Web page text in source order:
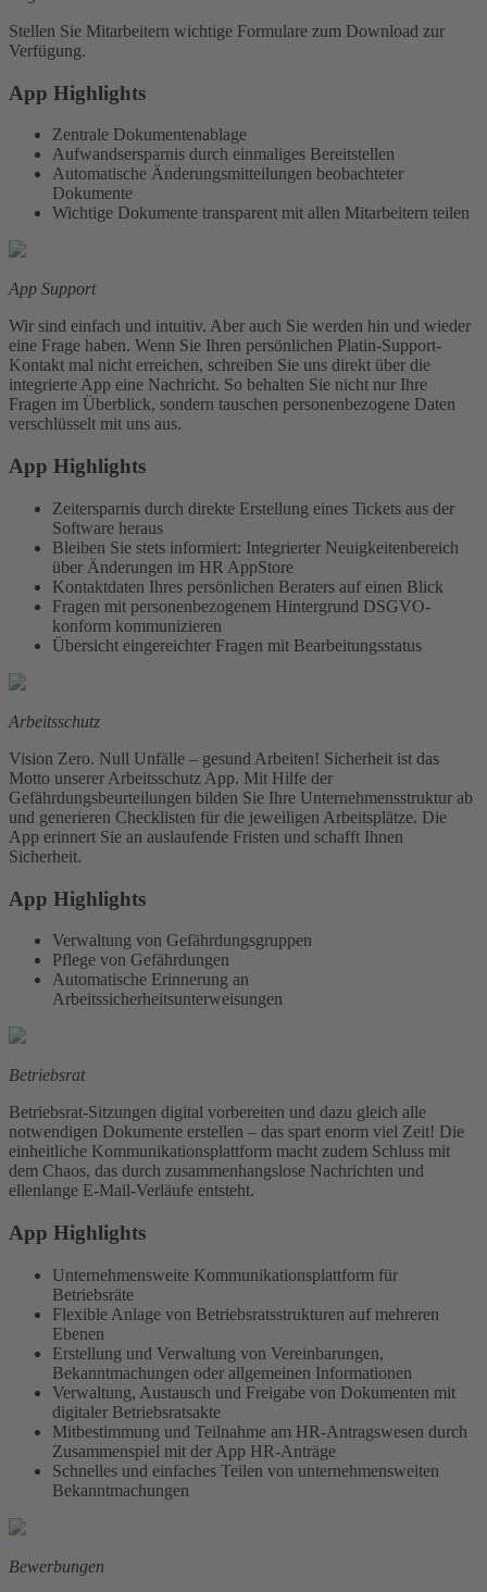
Stellen Sie Mitarbeitern wichtige Formulare zum Download zur
Verfügung.
App Highlights
Zentrale Dokumentenablage
Aufwandsersparnis durch einmaliges Bereitstellen
Automatische Änderungsmitteilungen beobachteter
Dokumente
Wichtige Dokumente transparent mit allen Mitarbeitern teilen
App Support
Wir sind einfach und intuitiv. Aber auch Sie werden hin und wieder
eine Frage haben. Wenn Sie Ihren persönlichen Platin-Support-
Kontakt mal nicht erreichen, schreiben Sie uns direkt über die
integrierte App eine Nachricht. So behalten Sie nicht nur Ihre
Fragen im Überblick, sondern tauschen personenbezogene Daten
verschlüsselt mit uns aus.
App Highlights
Zeitersparnis durch direkte Erstellung eines Tickets aus der
Software heraus
Bleiben Sie stets informiert: Integrierter Neuigkeitenbereich
über Änderungen im HR AppStore
Kontaktdaten Ihres persönlichen Beraters auf einen Blick
Fragen mit personenbezogenem Hintergrund DSGVO-
konform kommunizieren
Übersicht eingereichter Fragen mit Bearbeitungsstatus
Arbeitsschutz
Vision Zero. Null Unfälle – gesund Arbeiten! Sicherheit ist das
Motto unserer Arbeitsschutz App. Mit Hilfe der
Gefährdungsbeurteilungen bilden Sie Ihre Unternehmensstruktur ab
und generieren Checklisten für die jeweiligen Arbeitsplätze. Die
App erinnert Sie an auslaufende Fristen und schafft Ihnen
Sicherheit.
App Highlights
Verwaltung von Gefährdungsgruppen
Pflege von Gefährdungen
Automatische Erinnerung an
Arbeitssicherheitsunterweisungen
Betriebsrat
Betriebsrat-Sitzungen digital vorbereiten und dazu gleich alle
notwendigen Dokumente erstellen – das spart enorm viel Zeit! Die
einheitliche Kommunikationsplattform macht zudem Schluss mit
dem Chaos, das durch zusammenhangslose Nachrichten und
ellenlange E-Mail-Verläufe entsteht.
App Highlights
Unternehmensweite Kommunikationsplattform für
Betriebsräte
Flexible Anlage von Betriebsratsstrukturen auf mehreren
Ebenen
Erstellung und Verwaltung von Vereinbarungen,
Bekanntmachungen oder allgemeinen Informationen
Verwaltung, Austausch und Freigabe von Dokumenten mit
digitaler Betriebsratsakte
Mitbestimmung und Teilnahme am HR-Antragswesen durch
Zusammenspiel mit der App HR-Anträge
Schnelles und einfaches Teilen von unternehmensweiten
Bekanntmachungen
Bewerbungen